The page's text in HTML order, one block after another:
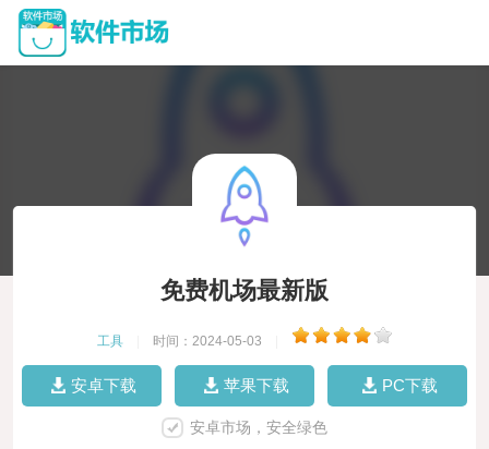
免费机场最新版
工具 时间：2024-05-03
安卓下载 苹果下载 PC下载
安卓市场，安全绿色